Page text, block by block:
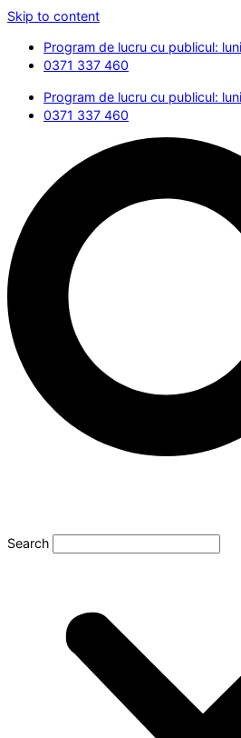
Skip to content
Program de lucru cu publicul:
0371 337 460
Program de lucru cu publicul:
0371 337 460
Search